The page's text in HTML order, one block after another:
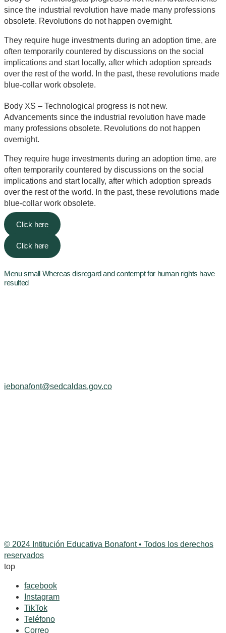
since the industrial revolution have made many professions
obsolete. Revolutions do not happen overnight.
They require huge investments during an adoption time, are
often temporarily countered by discussions on the social
implications and start locally, after which adoption spreads
over the rest of the world. In the past, these revolutions made
blue-collar work obsolete.
Body XS – Technological progress is not new.
Advancements since the industrial revolution have made
many professions obsolete. Revolutions do not happen
overnight.
They require huge investments during an adoption time, are
often temporarily countered by discussions on the social
implications and start locally, after which adoption spreads
over the rest of the world. In the past, these revolutions made
blue-collar work obsolete.
Click here
Click here
Menu small Whereas disregard and contempt for human rights have
resulted
iebonafont@sedcaldas.gov.co
© 2024 Intitución Educativa Bonafont • Todos los derechos
reservados
top
facebook
Instagram
TikTok
Teléfono
Correo